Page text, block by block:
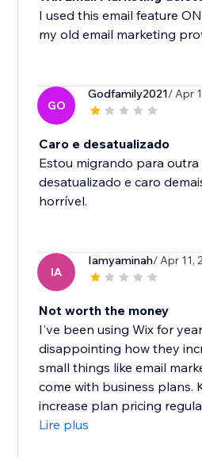
I used this email feature
my old email marketing
GO
Godfamily2021/ Apr
Caro e desatualizado
Estou migrando para
desatualizado e caro
horrível.
IA
Iamyaminah/ Apr 11,
Not worth the money
I've been using Wix for
disappointing how they
small things like email
come with business plans.
increase plan pricing
Lire plus